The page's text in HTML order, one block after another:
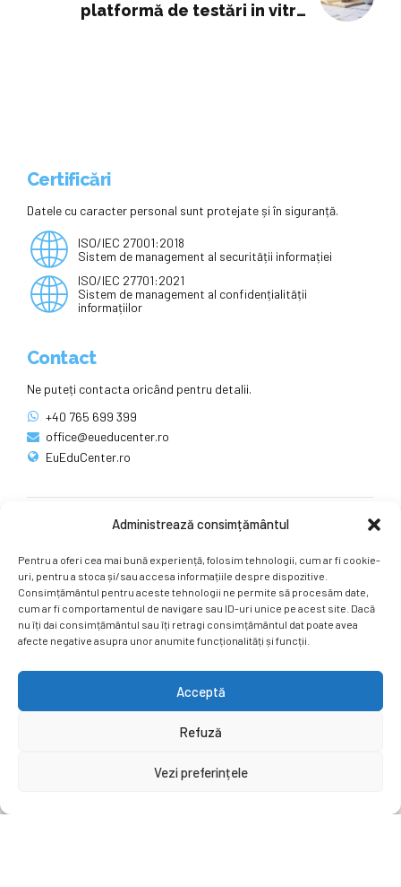
Administrează consimțământul
Pentru a oferi cea mai bună experiență, folosim tehnologii, cum ar fi cookie-
uri, pentru a stoca și/sau accesa informațiile despre dispozitive.
Consimțământul pentru aceste tehnologii ne permite să procesăm date,
cum ar fi comportamentul de navigare sau ID-uri unice pe acest site. Dacă
nu îți dai consimțământul sau îți retragi consimțământul dat poate avea
afecte negative asupra unor anumite funcționalități și funcții.
Acceptă
Refuză
Vezi preferințele
platformă de testări in vitro
Certificări
Datele cu caracter personal sunt protejate și în siguranță.
ISO/IEC 27001:2018
Sistem de management al securității informației
ISO/IEC 27701:2021
Sistem de management al confidențialității
informațiilor
Contact
Ne puteți contacta oricând pentru detalii.
+40 765 699 399
office@eueducenter.ro
EuEduCenter.ro
Ne puteți găsi și pe rețelele sociale.